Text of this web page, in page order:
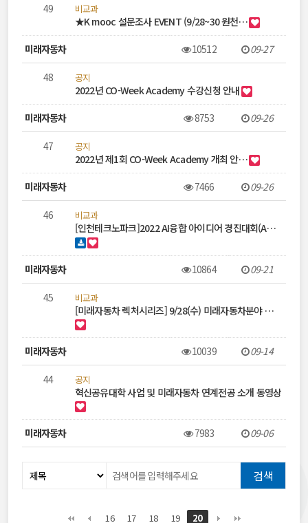
49 비교과
★K mooc 설문조사 EVENT (9/28~30 원천…
미래자동차 10512 09-27
48 공지
2022년 CO-Week Academy 수강신청 안내
미래자동차 8753 09-26
47 공지
2022년 제1회 CO-Week Academy 개최 안…
미래자동차 7466 09-26
46 비교과
[인천테크노파크]2022 AI융합 아이디어 경진대회(A…
미래자동차 10864 09-21
45 비교과
[미래자동차 렉처시리즈] 9/28(수) 미래자동차분야 …
미래자동차 10039 09-14
44 공지
혁신공유대학 사업 및 미래자동차 연계전공 소개 동영상
미래자동차 7983 09-06
16 17 18 19 20